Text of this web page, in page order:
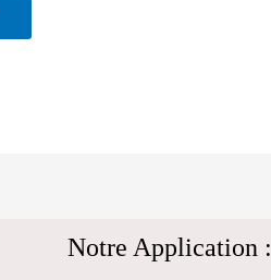
Notre Application :